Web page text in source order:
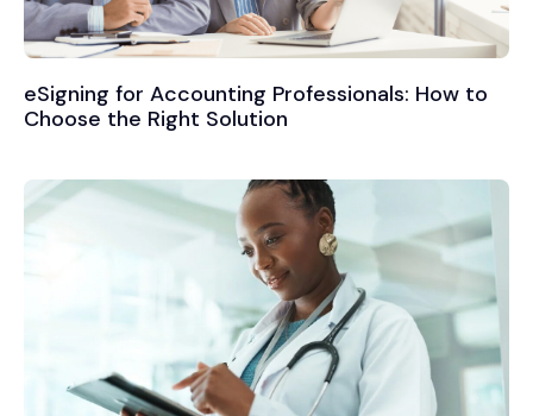
eSigning for Accounting Professionals: How to
Choose the Right Solution